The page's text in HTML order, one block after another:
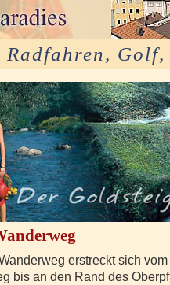
Radfahren,
erstreckt sich
bis an den Rand des